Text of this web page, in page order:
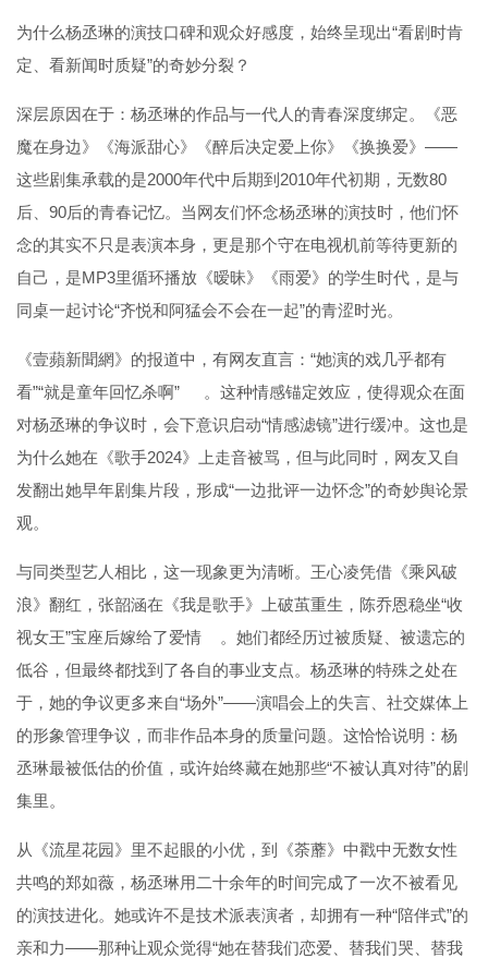
为什么杨丞琳的演技口碑和观众好感度，始终呈现出“看剧时肯
定、看新闻时质疑”的奇妙分裂？
深层原因在于：杨丞琳的作品与一代人的青春深度绑定。《恶
魔在身边》《海派甜心》《醉后决定爱上你》《换换爱》——
这些剧集承载的是2000年代中后期到2010年代初期，无数80
后、90后的青春记忆。当网友们怀念杨丞琳的演技时，他们怀
念的其实不只是表演本身，更是那个守在电视机前等待更新的
自己，是MP3里循环播放《暧昧》《雨爱》的学生时代，是与
同桌一起讨论“齐悦和阿猛会不会在一起”的青涩时光。
《壹蘋新聞網》的报道中，有网友直言：“她演的戏几乎都有
看”“就是童年回忆杀啊”
。这种情感锚定效应，使得观众在面
对杨丞琳的争议时，会下意识启动“情感滤镜”进行缓冲。这也是
为什么她在《歌手2024》上走音被骂，但与此同时，网友又自
发翻出她早年剧集片段，形成“一边批评一边怀念”的奇妙舆论景
观。
与同类型艺人相比，这一现象更为清晰。王心凌凭借《乘风破
浪》翻红，张韶涵在《我是歌手》上破茧重生，陈乔恩稳坐“收
视女王”宝座后嫁给了爱情
。她们都经历过被质疑、被遗忘的
低谷，但最终都找到了各自的事业支点。杨丞琳的特殊之处在
于，她的争议更多来自“场外”——演唱会上的失言、社交媒体上
的形象管理争议，而非作品本身的质量问题。这恰恰说明：杨
丞琳最被低估的价值，或许始终藏在她那些“不被认真对待”的剧
集里。
从《流星花园》里不起眼的小优，到《荼蘼》中戳中无数女性
共鸣的郑如薇，杨丞琳用二十余年的时间完成了一次不被看见
的演技进化。她或许不是技术派表演者，却拥有一种“陪伴式”的
亲和力——那种让观众觉得“她在替我们恋爱、替我们哭、替我